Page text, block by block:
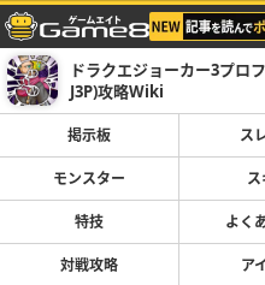
ドラクエジョーカー3プロ
J3P)攻略Wiki
掲示板 ス
モンスター
特技 よく
対戦攻略 ア